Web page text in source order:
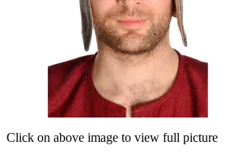
Click on above image to view full picture